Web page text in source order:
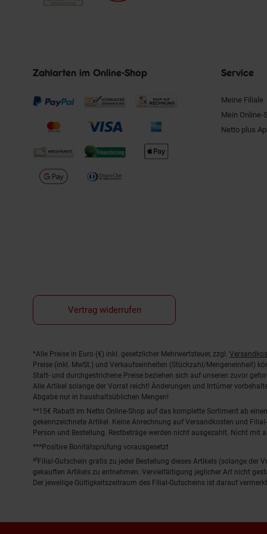
Zahlarten im Online-Shop Service
Meine Filiale
Mein Online-
Netto plus
Vertrag widerrufen
Fußnoten
*Alle Preise in Euro (€) inkl. gesetzlicher Mehrwertsteuer, zzgl.
Preise (inkl. MwSt.) und Verkaufseinheiten (Stückzahl/Mengeneinheit)
Statt- und durchgestrichene Preise beziehen sich auf unseren zuvor
Alle Artikel solange der Vorrat reicht! Änderungen und Irrtümer
Abgabe nur in haushaltsüblichen Mengen!
**15€ Rabatt im Netto Online-Shop auf das komplette Sortiment ab
gekennzeichnete Artikel. Keine Anrechnung auf Versandkosten und
Person und Bestellung. Restbeträge werden nicht ausgezahlt. Nicht mit
***Positive Bonitätsprüfung vorausgesetzt
²⁰Filial-Gutschein gratis zu jeder Bestellung dieses Artikels (solange
gekauften Artikels zu entnehmen. Vervielfältigung jeglicher Art nicht
Der jeweilige Gültigkeitszeitraum des Filial-Gutscheins ist darauf vermerkt.